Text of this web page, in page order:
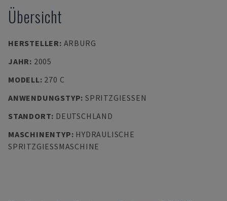
Übersicht
HERSTELLER: ARBURG
JAHR: 2005
MODELL: 270 C
ANWENDUNGSTYP: SPRITZGIESSEN
STANDORT: DEUTSCHLAND
MASCHINENTYP: HYDRAULISCHE
SPRITZGIESSMASCHINE